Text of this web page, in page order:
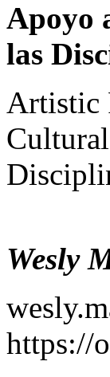
Apoyo
las
Artistic
Cultural
Wesly
https://